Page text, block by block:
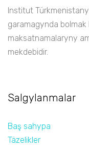
Institut
garamagynda
maksatnamalaryny
mekdebidir.
Salgylanmalar
Baş sahypa
Täzelikler